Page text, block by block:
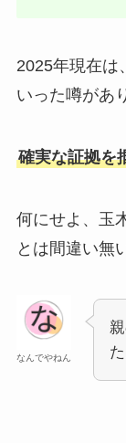
2025年現在は
いった噂があ
確実な証拠を
何にせよ、玉
とは間違い無
なんでやねん